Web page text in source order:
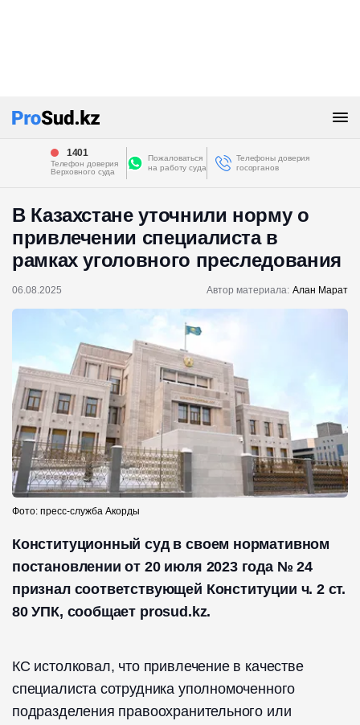
1401
Телефон доверия
Верховного суда
Пожаловаться
на работу суда
Телефоны доверия
госорганов
В Казахстане уточнили норму о
привлечении специалиста в
рамках уголовного преследования
06.08.2025 Автор материала: Алан Марат
Фото: пресс-служба Акорды
Конституционный суд в своем нормативном
постановлении от 20 июля 2023 года № 24
признал соответствующей Конституции ч. 2 ст.
80 УПК, сообщает prosud.kz.
КС истолковал, что привлечение в качестве
специалиста сотрудника уполномоченного
подразделения правоохранительного или